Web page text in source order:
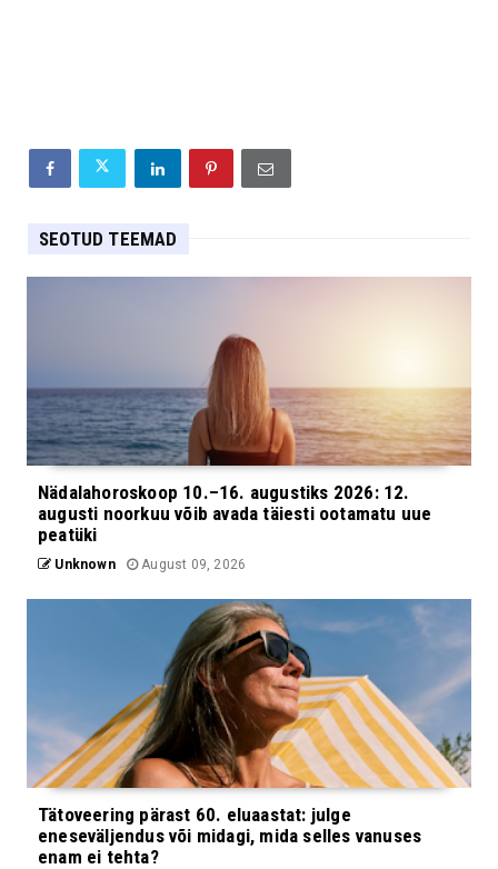
SEOTUD TEEMAD
Nädalahoroskoop 10.–16. augustiks 2026: 12.
augusti noorkuu võib avada täiesti ootamatu uue
peatüki
Unknown August 09, 2026
Tätoveering pärast 60. eluaastat: julge
eneseväljendus või midagi, mida selles vanuses
enam ei tehta?